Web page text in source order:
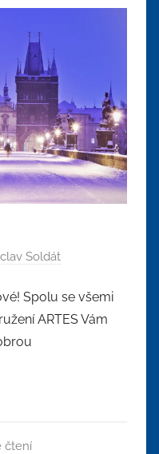
Soldát
Spolu se všemi
ARTES Vám
čtení